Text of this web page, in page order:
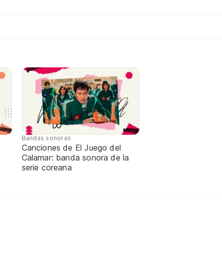
Bandas sonoras
Canciones de El Juego del
Calamar: banda sonora de la
serie coreana